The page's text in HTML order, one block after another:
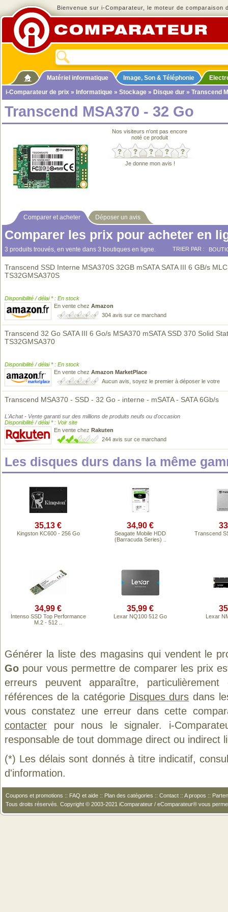
Bienvenue sur i-Comparateur, le moteur de comparaison
Matériel informatique Image, Son & Téléphonie
i-Comparateur de prix » Informatique » Stockage » Disque dur » Transcend
Transcend MSA370 - 32 Go
Nos visiteurs n'ont pas encore
noté ce produit
Je donne mon avis !
Comparer et acheter Déposer un avis
Comparer les prix pour acheter en
3 produits trouvés, en vente dans 3 boutiques en ligne. TRIER PAR :
Transcend SSD Interne MSA370S 32GB mSATA SATA III 6 GB/s
TS32GMSA370S
Disponibilité / délai * : En stock
En vente chez Amazon
304 avis sur ce marchand
Transcend 32 Go SATA III 6 Go/s MSA370 mSATA SSD 370 Solid
TS32GMSA370
Disponibilité / délai * : En stock
En vente chez Amazon MarketPlace
Aucun avis, soyez le premier à déposer le votre
Transcend MSA370 - SSD - 32 Go - interne - mSATA - SATA 6Gb/s
L'Achat - Vente garanti sur des millions de produits neufs ou d'occasion
Disponibilité / délai * : Voir site
En vente chez Rakuten
244 avis sur ce marchand
Les disques durs dans la même
35,13 €
Kingston KC600 - 256 Go
34,90 €
Seagate Mobile HDD
(Barracuda Series) ..
Transcend
34,99 €
Intenso SSD Top Performance
M.2 - 512 ..
35,99 €
Lexar NQ100 512 Go Lexar
Générer la liste des magasins qui vendent le
Go pour vous permettre de comparer les prix
erreurs peuvent apparaître,
références de la catégorie Disques durs dans
vous constatez une erreur dans cette
contacter pour nous le signaler. i-
responsable de tout dommage direct ou indirect
(*) Les délais sont donnés à titre indicatif,
d'information.
Coupons et promotions :: FAQ et aide :: Plan des catégories :: Contact :: A propos ::
Tous droits réservés. Copyright © 2003-2021 iComparateur / eComparateur® vous